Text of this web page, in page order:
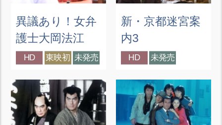
異議あり！女弁
護士大岡法江
HD 東映初 未発売
新・京都迷宮案
内3
HD 未発売